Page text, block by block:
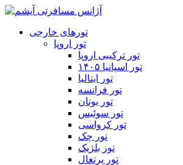
تورهای خارجی
تور اروپا
تور ترکیبی اروپا
تور اسپانیا ۱۴۰۵
تور ایتالیا
تور فرانسه
تور یونان
تور سوئیس
تور کرواسی
تور چک
تور بلژیک
تور پرتغال